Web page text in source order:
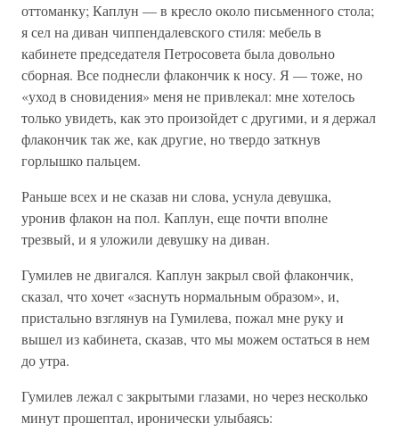
оттоманку; Каплун — в кресло около письменного стола;
я сел на диван чиппендалевского стиля: мебель в
кабинете председателя Петросовета была довольно
сборная. Все поднесли флакончик к носу. Я — тоже, но
«уход в сновидения» меня не привлекал: мне хотелось
только увидеть, как это произойдет с другими, и я держал
флакончик так же, как другие, но твердо заткнув
горлышко пальцем.
Раньше всех и не сказав ни слова, уснула девушка,
уронив флакон на пол. Каплун, еще почти вполне
трезвый, и я уложили девушку на диван.
Гумилев не двигался. Каплун закрыл свой флакончик,
сказал, что хочет «заснуть нормальным образом», и,
пристально взглянув на Гумилева, пожал мне руку и
вышел из кабинета, сказав, что мы можем остаться в нем
до утра.
Гумилев лежал с закрытыми глазами, но через несколько
минут прошептал, иронически улыбаясь: